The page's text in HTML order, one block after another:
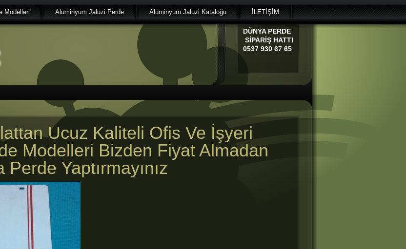
Modelleri Alüminyum Jaluzi Perde Alüminyum Jaluzi Kataloğu İLETİŞİM
DÜNYAPERDE
SİPARİŞ HATTI
0537 930 67 65
Ucuz Kaliteli Ofis Ve İşyeri
Modelleri Bizden Fiyat Almadan
Perde Yaptırmayınız